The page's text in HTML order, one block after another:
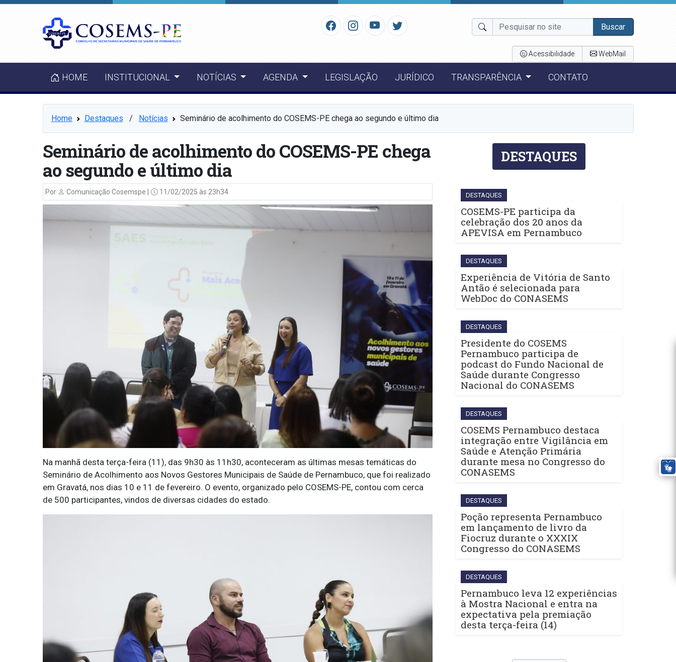
Buscar
Acessibilidade WebMail
HOME INSTITUCIONAL NOTÍCIAS AGENDA LEGISLAÇÃO JURÍDICO TRANSPARÊNCIA CONTATO
Home Destaques ⠀/⠀ Notícias Seminário de acolhimento do COSEMS-PE chega ao segundo e último dia
Seminário de acolhimento do COSEMS-PE chega
ao segundo e último dia
Por Comunicação Cosemspe | 11/02/2025 às 23h34
Na manhã desta terça-feira (11), das 9h30 às 11h30, aconteceram as últimas mesas temáticas do
Seminário de Acolhimento aos Novos Gestores Municipais de Saúde de Pernambuco, que foi realizado
em Gravatá, nos dias 10 e 11 de fevereiro. O evento, organizado pelo COSEMS-PE, contou com cerca
de 500 participantes, vindos de diversas cidades do estado.
DESTAQUES
DESTAQUES
COSEMS-PE participa da
celebração dos 20 anos da
APEVISA em Pernambuco
DESTAQUES
Experiência de Vitória de Santo
Antão é selecionada para
WebDoc do CONASEMS
DESTAQUES
Presidente do COSEMS
Pernambuco participa de
podcast do Fundo Nacional de
Saúde durante Congresso
Nacional do CONASEMS
DESTAQUES
COSEMS Pernambuco destaca
integração entre Vigilância em
Saúde e Atenção Primária
durante mesa no Congresso do
CONASEMS
DESTAQUES
Poção representa Pernambuco
em lançamento de livro da
Fiocruz durante o XXXIX
Congresso do CONASEMS
DESTAQUES
Pernambuco leva 12 experiências
à Mostra Nacional e entra na
expectativa pela premiação
desta terça-feira (14)